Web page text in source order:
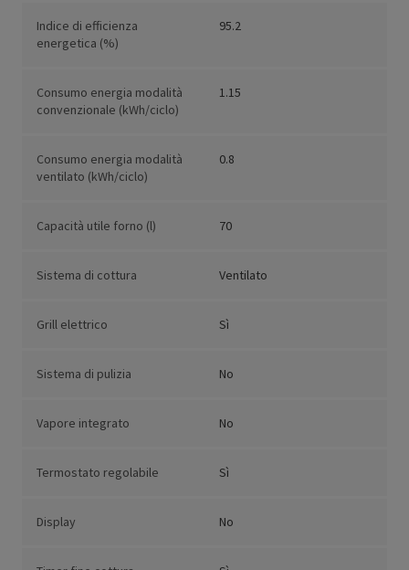
Indice di efficienza
energetica (%)
95.2
Consumo energia modalità
convenzionale (kWh/ciclo)
1.15
Consumo energia modalità
ventilato (kWh/ciclo)
0.8
Capacità utile forno (l) 70
Sistema di cottura Ventilato
Grill elettrico Sì
Sistema di pulizia No
Vapore integrato No
Termostato regolabile Sì
Display No